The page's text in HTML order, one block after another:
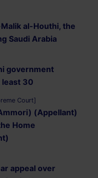
al-Houthi, the
Saudi Arabia
government
30
Court]
(Appellant)
Home
appeal over